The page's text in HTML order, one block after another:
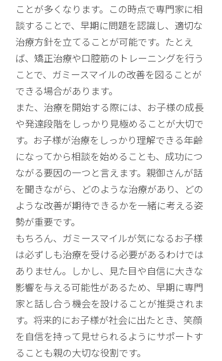
ことが多くなります。この時点で専門家に相
談することで、早期に問題を認識し、適切な
治療方針を立てることが可能です。たとえ
ば、矯正治療や口腔筋のトレーニングを行う
ことで、ガミースマイルの改善を図ることが
できる場合があります。
また、治療を開始する際には、お子様の成長
や発達段階をしっかり見極めることが大切で
す。お子様が治療をしっかり理解できる年齢
になってから相談を始めることも、成功につ
ながる要因の一つと言えます。親御さんが話
を聞きながら、どのような治療があり、どの
ような改善が期待できるかを一緒に考える姿
勢が重要です。
もちろん、ガミースマイルが気になるお子様
は必ずしも治療を受ける必要があるわけでは
ありません。しかし、見た目や自信に大きな
影響を与える可能性があるため、早期に専門
家と話し合う機会を設けることが推奨されま
す。将来的にお子様が社会に出たとき、笑顔
を自信を持って見せられるようにサポートす
ることも親の大切な役割です。